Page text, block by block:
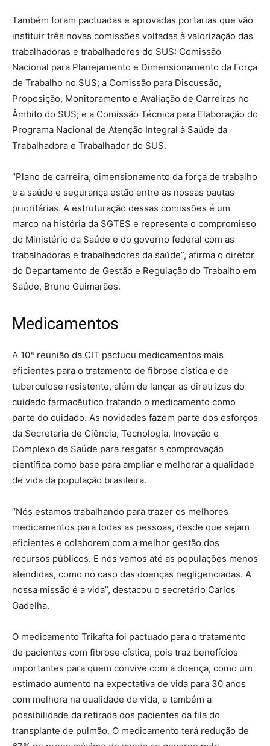
Também foram pactuadas e aprovadas portarias que vão
instituir três novas comissões voltadas à valorização das
trabalhadoras e trabalhadores do SUS: Comissão
Nacional para Planejamento e Dimensionamento da Força
de Trabalho no SUS; a Comissão para Discussão,
Proposição, Monitoramento e Avaliação de Carreiras no
Âmbito do SUS; e a Comissão Técnica para Elaboração do
Programa Nacional de Atenção Integral à Saúde da
Trabalhadora e Trabalhador do SUS.
“Plano de carreira, dimensionamento da força de trabalho
e a saúde e segurança estão entre as nossas pautas
prioritárias. A estruturação dessas comissões é um
marco na história da SGTES e representa o compromisso
do Ministério da Saúde e do governo federal com as
trabalhadoras e trabalhadores da saúde”, afirma o diretor
do Departamento de Gestão e Regulação do Trabalho em
Saúde, Bruno Guimarães.
Medicamentos
A 10ª reunião da CIT pactuou medicamentos mais
eficientes para o tratamento de fibrose cística e de
tuberculose resistente, além de lançar as diretrizes do
cuidado farmacêutico tratando o medicamento como
parte do cuidado. As novidades fazem parte dos esforços
da Secretaria de Ciência, Tecnologia, Inovação e
Complexo da Saúde para resgatar a comprovação
científica como base para ampliar e melhorar a qualidade
de vida da população brasileira.
“Nós estamos trabalhando para trazer os melhores
medicamentos para todas as pessoas, desde que sejam
eficientes e colaborem com a melhor gestão dos
recursos públicos. E nós vamos até as populações menos
atendidas, como no caso das doenças negligenciadas. A
nossa missão é a vida”, destacou o secretário Carlos
Gadelha.
O medicamento Trikafta foi pactuado para o tratamento
de pacientes com fibrose cística, pois traz benefícios
importantes para quem convive com a doença, como um
estimado aumento na expectativa de vida para 30 anos
com melhora na qualidade de vida, e também a
possibilidade da retirada dos pacientes da fila do
transplante de pulmão. O medicamento terá redução de